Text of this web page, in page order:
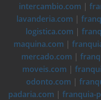
intercambio.com |
lavanderia.com |
logistica.com |
maquina.com |
mercado.com |
moveis.com |
odonto.com |
padaria.com | franquia-